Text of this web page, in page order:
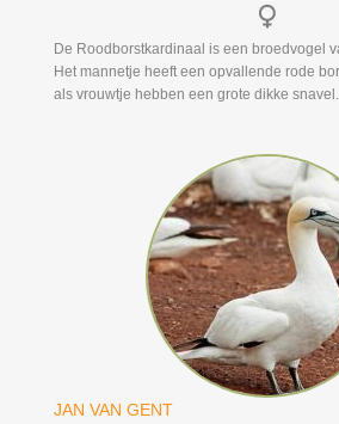
De Roodborstkardinaal is een broedvogel
Het mannetje heeft een opvallende rode
als vrouwtje hebben een grote dikke snavel.
JAN VAN GENT